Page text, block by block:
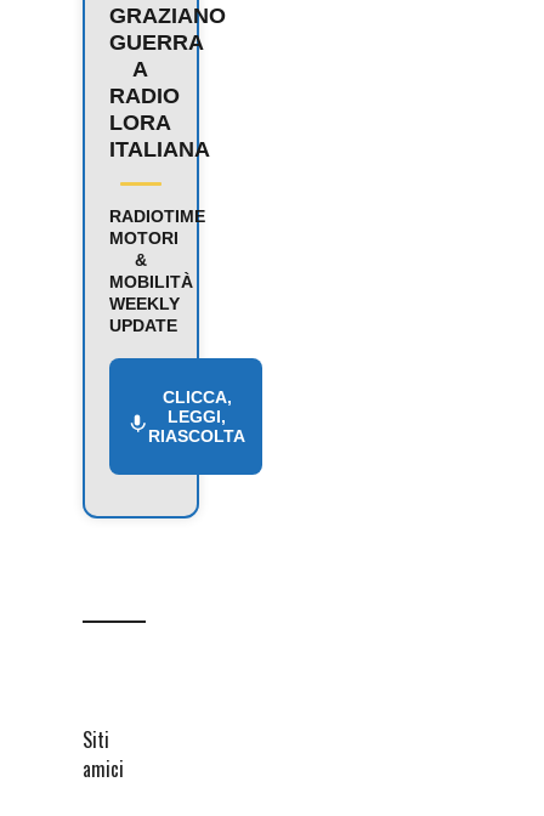
GRAZIANO
GUERRA
A
RADIO
LORA
ITALIANA
RADIOTIME
MOTORI
&
MOBILITÀ
WEEKLY
UPDATE
CLICCA,
LEGGI,
RIASCOLTA
Siti
amici